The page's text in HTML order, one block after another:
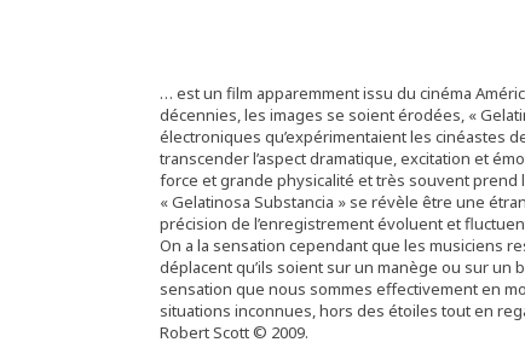
… est un film apparemment issu du cinéma
décennies, les images se soient érodées, «
électroniques qu’expérimentaient les cinéastes
transcender l’aspect dramatique, excitation et
force et grande physicalité et très souvent prend
« Gelatinosa Substancia » se révèle être une
précision de l’enregistrement évoluent et
On a la sensation cependant que les musiciens
déplacent qu’ils soient sur un manège ou sur un
sensation que nous sommes effectivement en
situations inconnues, hors des étoiles tout en
Robert Scott © 2009.